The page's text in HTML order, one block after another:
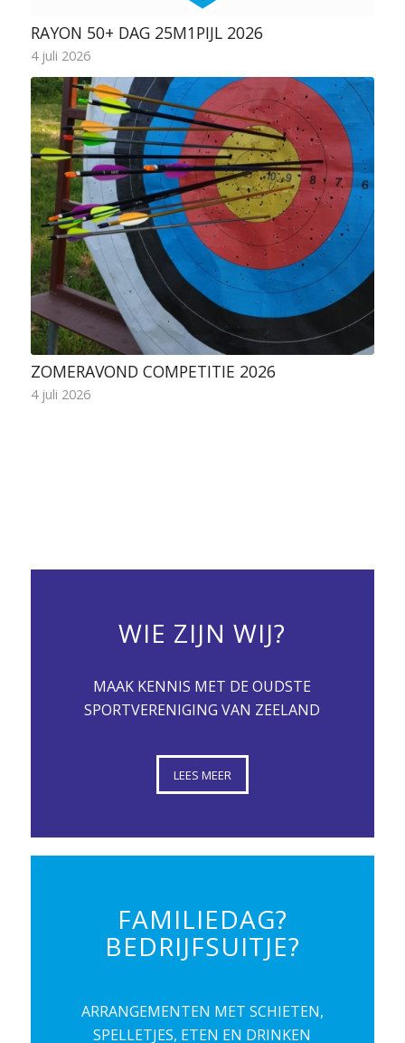
RAYON 50+ DAG 25M1PIJL 2026
4 juli 2026
ZOMERAVOND COMPETITIE 2026
4 juli 2026
WIE ZIJN WIJ?
MAAK KENNIS MET DE OUDSTE
SPORTVERENIGING VAN ZEELAND
LEES MEER
FAMILIEDAG?
BEDRIJFSUITJE?
ARRANGEMENTEN MET SCHIETEN,
SPELLETJES, ETEN EN DRINKEN